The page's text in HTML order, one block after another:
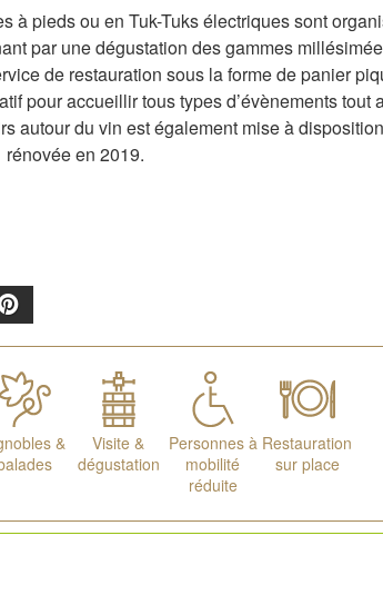
à pieds ou en Tuk-Tuks électriques sont
par une dégustation des gammes
de restauration sous la forme de panier
pour accueillir tous types d’évènements tout
autour du vin est également mise à
en 2019.
&
Visite &
dégustation
Personnes à
mobilité
réduite
Restauration
sur place